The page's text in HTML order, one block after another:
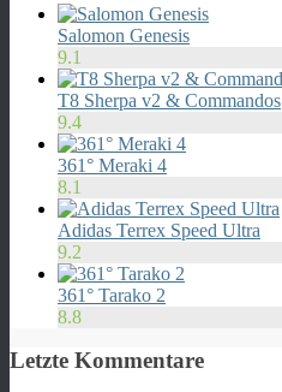
Salomon Genesis
9.1
T8 Sherpa v2 & Commandos
9.4
361° Meraki 4
8.1
Adidas Terrex Speed Ultra
9.2
361° Tarako 2
8.8
Letzte Kommentare